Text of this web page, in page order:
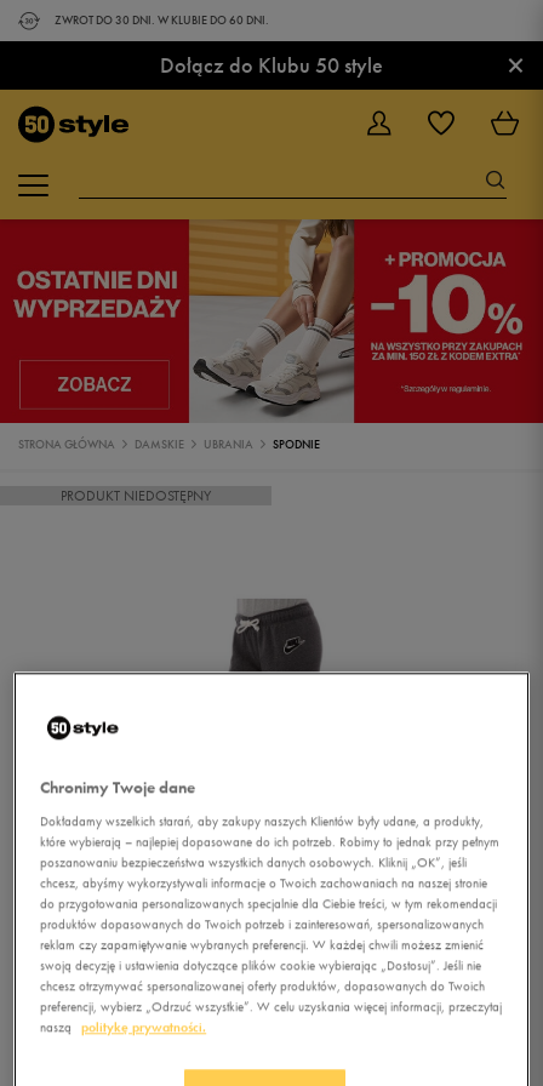
ZWROT DO 30 DNI. W KLUBIE DO 60 DNI.
Dołącz do Klubu 50 style ×
STRONA GŁÓWNA DAMSKIE UBRANIA SPODNIE
PRODUKT NIEDOSTĘPNY
1/2
Chronimy Twoje dane
Dokładamy wszelkich starań, aby zakupy naszych Klientów były udane, a produkty,
które wybierają – najlepiej dopasowane do ich potrzeb. Robimy to jednak przy pełnym
poszanowaniu bezpieczeństwa wszystkich danych osobowych. Kliknij „OK”, jeśli
chcesz, abyśmy wykorzystywali informacje o Twoich zachowaniach na naszej stronie
do przygotowania personalizowanych specjalnie dla Ciebie treści, w tym rekomendacji
produktów dopasowanych do Twoich potrzeb i zainteresowań, spersonalizowanych
reklam czy zapamiętywanie wybranych preferencji. W każdej chwili możesz zmienić
swoją decyzję i ustawienia dotyczące plików cookie wybierając „Dostosuj”. Jeśli nie
chcesz otrzymywać spersonalizowanej oferty produktów, dopasowanych do Twoich
preferencji, wybierz „Odrzuć wszystkie”. W celu uzyskania więcej informacji, przeczytaj
naszą
politykę prywatności.